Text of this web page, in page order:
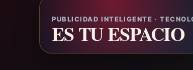
PUBLICIDAD INTELIGENTE ·
ES TU ESPACIO